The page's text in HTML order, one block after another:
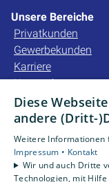
Unsere Bereiche
Privatkunden
Gewerbekunden
Karriere
Unternehmen
Kontakt
Unsere
4,2
Diese
andere (Dritt-
Weitere Informationen
Impressum • Kontakt
Wir und auch Dritte
Technologien, mit